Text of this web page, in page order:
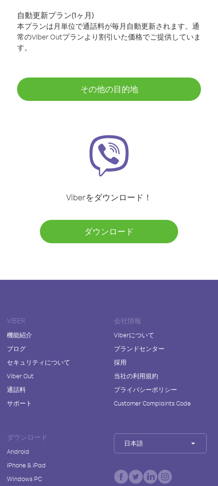
自動更新プラン(1ヶ月)
本プランは月単位で通話料が毎月自動更新されます。通
常のViber Outプランより割引いた価格でご提供していま
す。
その他の目的地
Viberをダウンロード！
ダウンロード
VIBER
機能紹介
ブログ
セキュリティについて
Viber Out
通話料
サポート
会社情報
Viberについて
ブランドセンター
採用
当社の利用規約
プライバシーポリシー
Customer Complaints Code
ダウンロード
Android
iPhone & iPad
Windows PC
日本語